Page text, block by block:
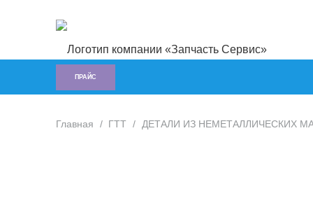
ПРАЙС
Главная / ГTT / ДЕТАЛИ ИЗ НЕМЕТАЛЛИЧЕСКИХ